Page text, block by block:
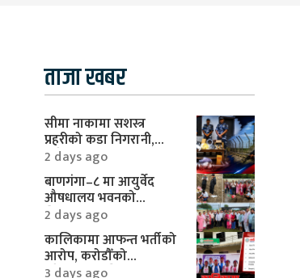
ताजा खबर
सीमा नाकामा सशस्त्र
प्रहरीको कडा निगरानी,
करिब १० लाखका
मोटरपार्ट्स बरामद
2 days ago
बाणगंगा–८ मा आयुर्वेद
औषधालय भवनको
शिलान्यास सम्पन्न
2 days ago
कालिकामा आफन्त भर्तीको
आरोप, करोडौँको
परियोजनामाथि गम्भीर प्रश्न